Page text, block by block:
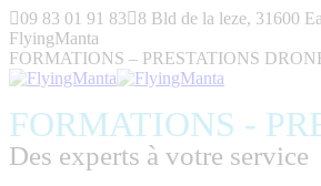
Aller
au
contenu
09 83 01 91 83 8 Bld de la leze, 31600
FlyingManta
FORMATIONS – PRESTATIONS
FORMATIONS -
Des experts à votre service